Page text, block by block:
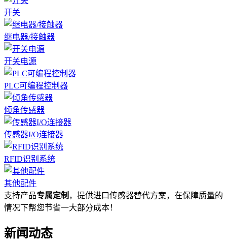
开关
继电器/接触器
开关电源
PLC可编程控制器
倾角传感器
传感器I/O连接器
RFID识别系统
其他配件
支持产品专属定制 ，提供进口传感器替代方案，在保障质量的
情况下帮您节省一大部分成本！
新闻动态